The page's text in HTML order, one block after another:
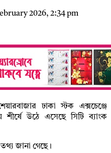
2026, 2:34 pm
ঢাকা স্টক এক্সচেঞ্জে
উঠে এসেছে সিটি ব্যাংক
জানা গেছে।